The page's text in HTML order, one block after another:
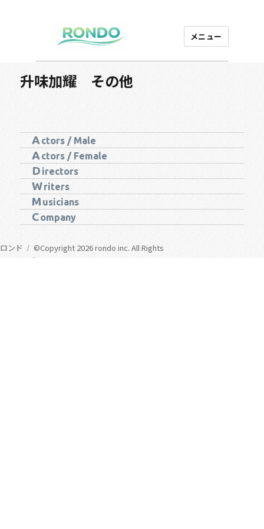
ロンド
芸能プロダクション
メニュー
升味加耀 その他
A ctors / Male
A ctors / Female
D irectors
Writers
M usicians
Company
ロンド
©Copyright 2026 rondo inc. All Rights
Reserved.